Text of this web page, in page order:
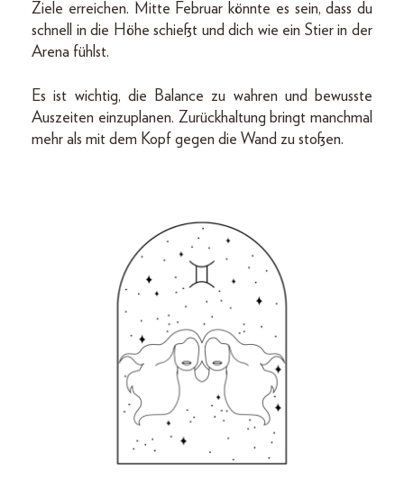
Ziele erreichen. Mitte Februar könnte es sein, dass du
schnell in die Höhe schießt und dich wie ein Stier in der
Arena fühlst.
Es ist wichtig, die Balance zu wahren und bewusste
Auszeiten einzuplanen. Zurückhaltung bringt manchmal
mehr als mit dem Kopf gegen die Wand zu stoßen.